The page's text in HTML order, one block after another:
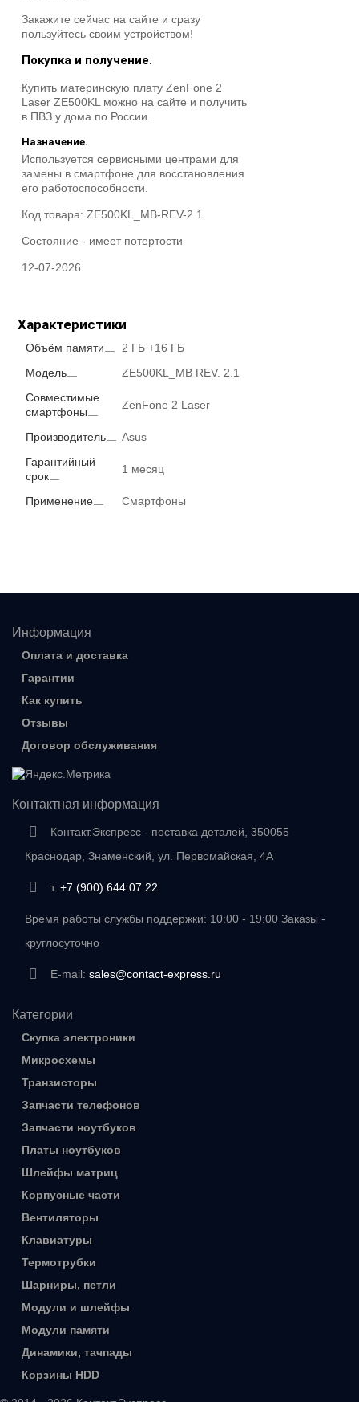
Закажите сейчас на сайте и сразу
пользуйтесь своим устройством!
Покупка и получение.
Купить материнскую плату ZenFone 2
Laser ZE500KL можно на сайте и получить
в ПВЗ у дома по России.
Назначение.
Используется сервисными центрами для
замены в смартфоне для восстановления
его работоспособности.
Код товара: ZE500KL_MB-REV-2.1
Состояние - имеет потертости
12-07-2026
Характеристики
Объём памяти
2 ГБ +16 ГБ
Модель
ZE500KL_MB REV. 2.1
Совместимые
смартфоны
ZenFone 2 Laser
Производитель
Asus
Гарантийный
срок
1 месяц
Применение Смартфоны
Информация
Оплата и доставка
Гарантии
Как купить
Отзывы
Договор обслуживания
Контактная информация
Контакт.Экспресс - поставка деталей, 350055
Краснодар, Знаменский, ул. Первомайская, 4А
т. +7 (900) 644 07 22
Время работы службы поддержки: 10:00 - 19:00 Заказы -
круглосуточно
E-mail: sales@contact-express.ru
Категории
Скупка электроники
Микросхемы
Транзисторы
Запчасти телефонов
Запчасти ноутбуков
Платы ноутбуков
Шлейфы матриц
Корпусные части
Вентиляторы
Клавиатуры
Термотрубки
Шарниры, петли
Модули и шлейфы
Модули памяти
Динамики, тачпады
Корзины HDD